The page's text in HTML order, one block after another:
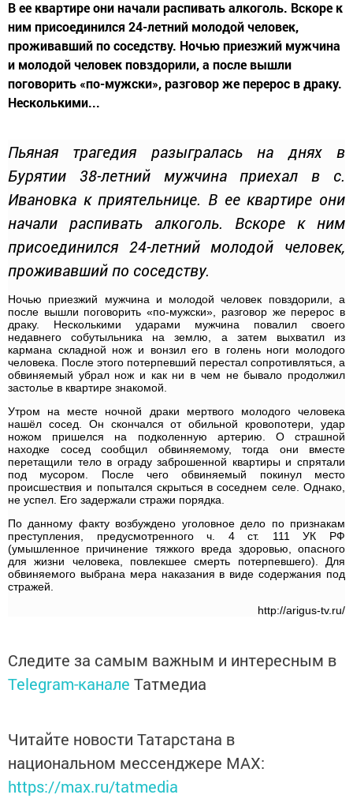
В ее квартире они начали распивать алкоголь. Вскоре к
ним присоединился 24-летний молодой человек,
проживавший по соседству. Ночью приезжий мужчина
и молодой человек повздорили, а после вышли
поговорить «по-мужски», разговор же перерос в драку.
Несколькими...
Пьяная трагедия разыгралась на днях в
Бурятии 38-летний мужчина приехал в с.
Ивановка к приятельнице. В ее квартире они
начали распивать алкоголь. Вскоре к ним
присоединился 24-летний молодой человек,
проживавший по соседству.
Ночью приезжий мужчина и молодой человек повздорили, а
после вышли поговорить «по-мужски», разговор же перерос в
драку. Несколькими ударами мужчина повалил своего
недавнего собутыльника на землю, а затем выхватил из
кармана складной нож и вонзил его в голень ноги молодого
человека. После этого потерпевший перестал сопротивляться, а
обвиняемый убрал нож и как ни в чем не бывало продолжил
застолье в квартире знакомой.
Утром на месте ночной драки мертвого молодого человека
нашёл сосед. Он скончался от обильной кровопотери, удар
ножом пришелся на подколенную артерию. О страшной
находке сосед сообщил обвиняемому, тогда они вместе
перетащили тело в ограду заброшенной квартиры и спрятали
под мусором. После чего обвиняемый покинул место
происшествия и попытался скрыться в соседнем селе. Однако,
не успел. Его задержали стражи порядка.
По данному факту возбуждено уголовное дело по признакам
преступления, предусмотренного ч. 4 ст. 111 УК РФ
(умышленное причинение тяжкого вреда здоровью, опасного
для жизни человека, повлекшее смерть потерпевшего). Для
обвиняемого выбрана мера наказания в виде содержания под
стражей.
http://arigus-tv.ru/
Следите за самым важным и интересным в
Telegram-канале Татмедиа
Читайте новости Татарстана в
национальном мессенджере MАХ:
https://max.ru/tatmedia